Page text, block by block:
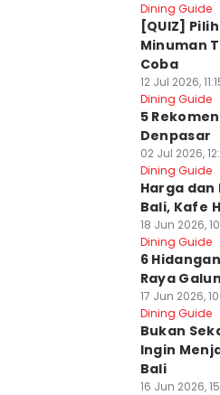
Dining Guide
[QUIZ]
Minuman
Coba
12 Jul 2026,
Dining Guide
5
Denpasar
02 Jul 2026,
Dining Guide
Harga dan
Bali, Kafe
18 Jun 2026,
Dining Guide
6
Raya
17 Jun 2026,
Dining Guide
Bukan
Ingin
Bali
16 Jun 2026,